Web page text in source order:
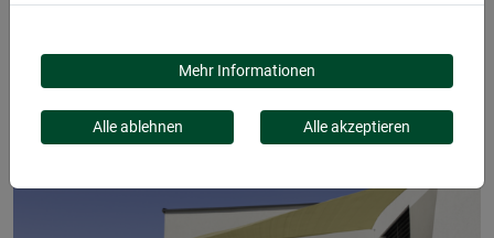
Mehr Informationen
Alle ablehnen Alle akzeptieren